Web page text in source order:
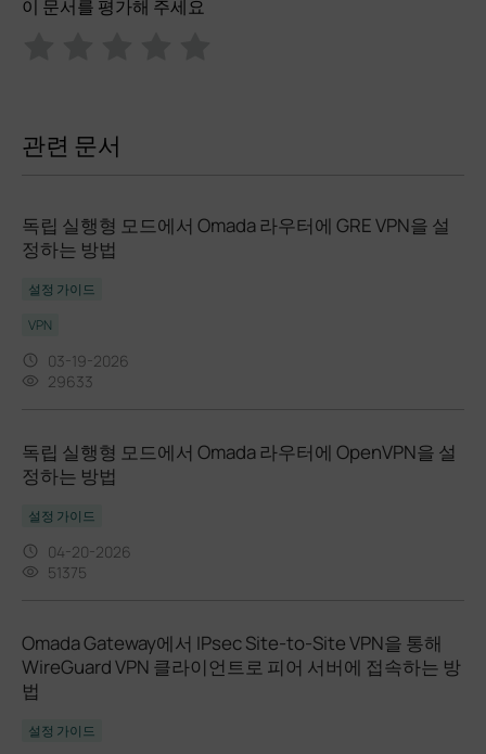
이 문서를 평가해 주세요
관련 문서
독립 실행형 모드에서 Omada 라우터에 GRE VPN을 설
정하는 방법
설정 가이드
VPN
03-19-2026
29633
독립 실행형 모드에서 Omada 라우터에 OpenVPN을 설
정하는 방법
설정 가이드
04-20-2026
51375
Omada Gateway에서 IPsec Site-to-Site VPN을 통해
WireGuard VPN 클라이언트로 피어 서버에 접속하는 방
법
설정 가이드